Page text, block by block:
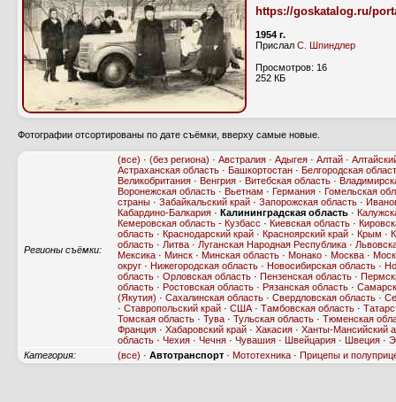
https://goskatalog.ru/
1954 г.
Прислал С. Шпиндлер
Просмотров: 16
252 КБ
Фотографии отсортированы по дате съёмки, вверху самые новые.
Регионы съёмки:
(все) · (без региона) · Австралия · Адыгея · Алтай ·
Астраханская область · Башкортостан · Белгородская
Великобритания · Венгрия · Витебская область ·
Воронежская область · Вьетнам · Германия · Гомельская
страны · Забайкальский край · Запорожская область ·
Кабардино-Балкария · Калининградская область ·
Кемеровская область - Кузбасс · Киевская область ·
область · Краснодарский край · Красноярский край · Крым ·
область · Литва · Луганская Народная Республика ·
Мексика · Минск · Минская область · Монако · Москва ·
округ · Нижегородская область · Новосибирская область ·
область · Орловская область · Пензенская область ·
область · Ростовская область · Рязанская область ·
(Якутия) · Сахалинская область · Свердловская область ·
· Ставропольский край · США · Тамбовская область ·
Томская область · Тува · Тульская область · Тюменская
Франция · Хабаровский край · Хакасия · Ханты-Мансийский
область · Чехия · Чечня · Чувашия · Швейцария · Швеция ·
Категория:
(все) · Автотранспорт · Мототехника · Прицепы и